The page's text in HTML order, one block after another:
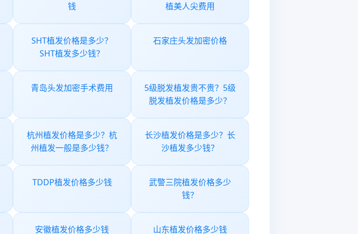
钱
植美人尖费用
SHT植发价格是多少？
SHT植发多少钱？
石家庄头发加密价格
青岛头发加密手术费用
5级脱发植发贵不贵？5级
脱发植发价格是多少？
杭州植发价格是多少？杭
州植发一般是多少钱？
长沙植发价格是多少？长
沙植发多少钱？
TDDP植发价格多少钱
武警三院植发价格多少
钱？
安徽植发价格多少钱 山东植发价格多少钱